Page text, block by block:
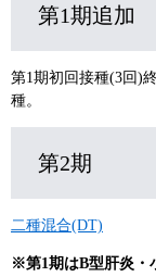
第1期追加
第1期初回接種(3回)
種。
第2期
二種混合(DT)
※第1期はB型肝炎・